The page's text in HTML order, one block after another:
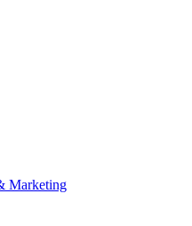
Marketing